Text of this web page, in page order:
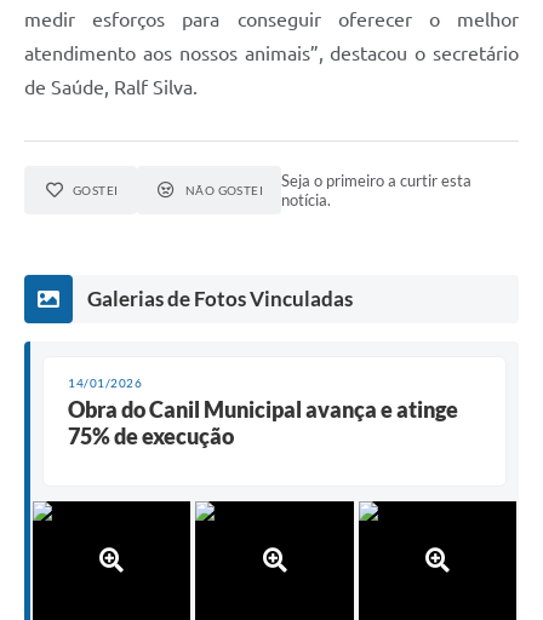
medir esforços para conseguir oferecer o melhor
atendimento aos nossos animais”, destacou o secretário
de Saúde, Ralf Silva.
GOSTEI NÃO GOSTEI
Seja o primeiro a curtir esta
notícia.
Galerias de Fotos Vinculadas
14/01/2026
Obra do Canil Municipal avança e atinge
75% de execução